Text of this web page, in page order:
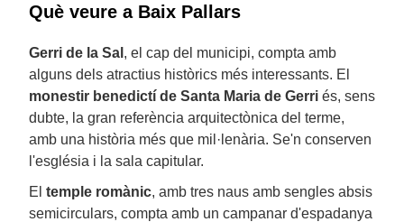
Què veure a Baix Pallars
Gerri de la Sal , el cap del municipi, compta amb
alguns dels atractius històrics més interessants. El
monestir benedictí de Santa Maria de Gerri és, sens
dubte, la gran referència arquitectònica del terme,
amb una història més que mil·lenària. Se'n conserven
l'església i la sala capitular.
El temple romànic, amb tres naus amb sengles absis
semicirculars, compta amb un campanar d'espadanya